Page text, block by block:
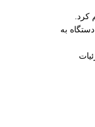
دوربردقیقه تنظیم کرد.
به